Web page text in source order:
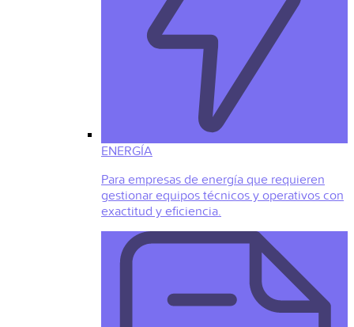
ENERGÍA
Para empresas de energía que requieren
gestionar equipos técnicos y operativos con
exactitud y eficiencia.